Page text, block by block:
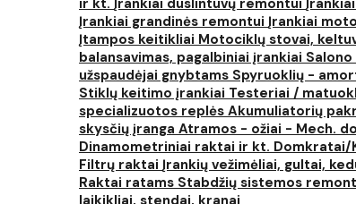
ir kt. Įrankiai duslintuvų remontui
Įrankiai grandinės remontui Įrankiai
Įtampos keitikliai Motociklų stovai,
balansavimas, pagalbiniai įrankiai
užspaudėjai gnybtams Spyruoklių -
Stiklų keitimo įrankiai Testeriai /
specializuotos replės Akumuliatorių
skysčių įranga Atramos - ožiai - Mech.
Dinamometriniai raktai ir kt. Domkratai/
Filtrų raktai Įrankių vežimėliai, gultai,
Raktai ratams Stabdžių sistemos
laikikliai, stendai, kranai